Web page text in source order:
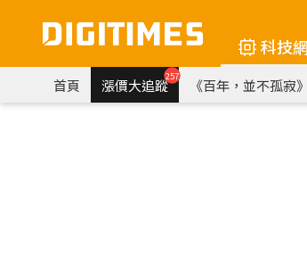
科技網
首頁 漲價大追蹤257 《百年，並不孤寂